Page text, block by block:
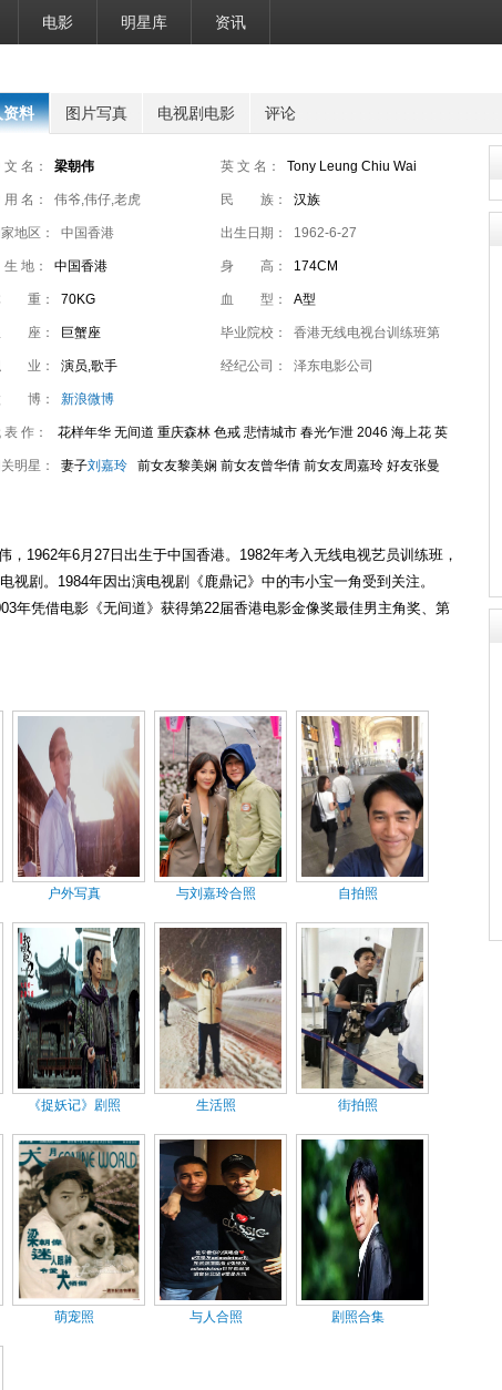
电影 明星库 资讯
资料 图片写真 电视剧电影 评论
文 名： 梁朝伟 英 文 名： Tony Leung Chiu Wai
用 名： 伟爷,伟仔,老虎 民 族： 汉族
地区： 中国香港 出生日期： 1962-6-27
生 地： 中国香港 身 高： 174CM
重： 70KG 血 型： A型
座： 巨蟹座 毕业院校： 香港无线电视台训练班第
11期
业： 演员,歌手 经纪公司： 泽东电影公司
博： 新浪微博
表 作： 花样年华 无间道 重庆森林 色戒 悲情城市 春光乍泄 2046 海上花 英
赤壁 一代宗师
明星： 妻子刘嘉玲 前女友黎美娴 前女友曾华倩 前女友周嘉玲 好友张曼
1962年6月27日出生于中国香港。1982年考入无线电视艺员训练班，
视剧。1984年因出演电视剧《鹿鼎记》中的韦小宝一角受到关注。
年凭借电影《无间道》获得第22届香港电影金像奖最佳男主角奖、第
户外写真 与刘嘉玲合照 自拍照
《捉妖记》剧照 生活照 街拍照
萌宠照 与人合照 剧照合集